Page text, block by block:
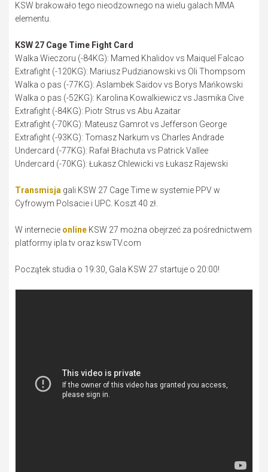
KSW brakowało tego nieodzownego na wielu galach MMA
elementu.
KSW 27 Cage Time Fight Card
Walka Wieczoru (-84KG): Mamed Khalidov vs Maiquel Falcao
Extrafight (-120KG): Mariusz Pudzianowski vs Oli Thompsom
Walka o pas (-77KG): Aslambek Saidov vs Borys Mańkowski
Walka o pas (-52KG): Karolina Kowalkiewicz vs Jasmika Cive
Extrafight (-84KG): Piotr Strus vs Abu Azaitar
Extrafight (-70KG): Mateusz Gamrot vs Jefferson George
Extrafight (-93KG): Tomasz Narkum vs Charles Andrade
Undercard (-77KG): Rafał Błachuta vs Patrick Vallee
Undercard (-70KG): Łukasz Chlewicki vs Łukasz Rajewski
Transmisja gali KSW 27 Cage Time w systemie PPV w
Cyfrowym Polsacie i UPC. Koszt 40 zł.
W internecie online KSW 27 można obejrzeć za pośrednictwem
platformy ipla.tv oraz kswTV.com
Początek studia o 19:30, Gala KSW 27 startuje o 20:00!